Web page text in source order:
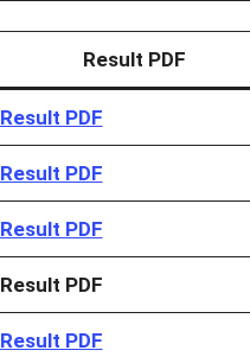
Result PDF
Result PDF
Result PDF
Result PDF
Result PDF
Result PDF